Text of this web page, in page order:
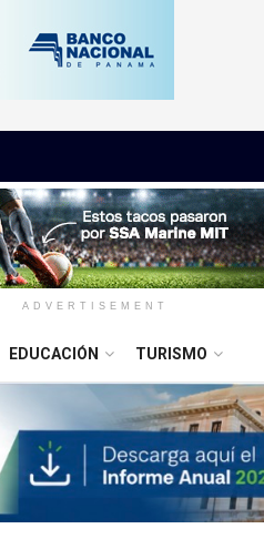
ADVERTISEMENT
EDUCACIÓN TURISMO